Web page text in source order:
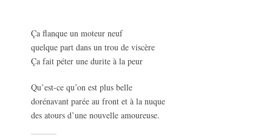
Ça flanque un moteur neuf
quelque part dans un trou de viscère
Ça fait péter une durite à la peur
Qu’est-ce qu’on est plus belle
dorénavant parée au front et à la nuque
des atours d’une nouvelle amoureuse.